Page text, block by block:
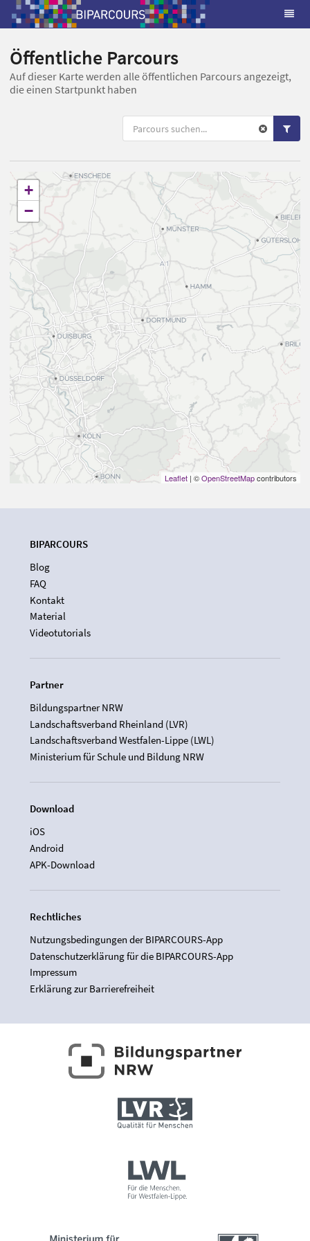
Öffentliche Parcours
Auf dieser Karte werden alle öffentlichen Parcours angezeigt,
die einen Startpunkt haben
+
−
Leaflet | ©OpenStreetMapcontributors
BIPARCOURS
Blog
FAQ
Kontakt
Material
Videotutorials
Partner
Bildungspartner NRW
Landschaftsverband Rheinland (LVR)
Landschaftsverband Westfalen-Lippe (LWL)
Ministerium für Schule und Bildung NRW
Download
iOS
Android
APK-Download
Rechtliches
Nutzungsbedingungen der BIPARCOURS-App
Datenschutzerklärung für die BIPARCOURS-App
Impressum
Erklärung zur Barrierefreiheit